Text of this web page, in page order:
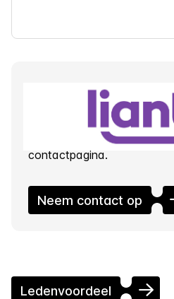
Vragen over deze
ledenvoordelen?
Contacteer onze
contactpagina.
Neem contact op
Ledenvoordeel